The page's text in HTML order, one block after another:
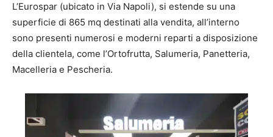
L’Eurospar (ubicato in Via Napoli), si estende su una
superficie di 865 mq destinati alla vendita, all’interno
sono presenti numerosi e moderni reparti a disposizione
della clientela, come l’Ortofrutta, Salumeria, Panetteria,
Macelleria e Pescheria.